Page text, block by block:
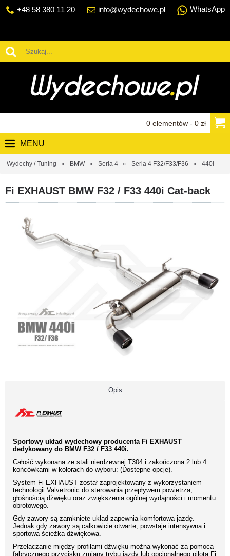
+48 58 380 11 20 info@wydechowe.pl WhatsApp
0 elementów - 0 zł
MENU
Wydechy / Tuning BMW Seria 4 Seria 4 F32/F33/F36 440i
Fi EXHAUST BMW F32 / F33 440i Cat-back
Opis
Sportowy układ wydechowy producenta Fi EXHAUST
dedykowany do BMW F32 / F33 440i.
Całość wykonana ze stali nierdzewnej T304 i zakończona 2 lub 4
końcówkami w kolorach do wyboru: (Dostępne opcje).
System Fi EXHAUST został zaprojektowany z wykorzystaniem
technologii Valvetronic do sterowania przepływem powietrza,
głośnością dźwięku oraz zwiększenia ogólnej wydajności i momentu
obrotowego.
Gdy zawory są zamknięte układ zapewnia komfortową jazdę.
Jednak gdy zawory są całkowicie otwarte, powstaje intensywna i
sportowa ścieżka dźwiękowa.
Przełączanie między profilami dźwięku można wykonać za pomocą
fabrycznego przycisku zmiany trybu jazdy lub opcjonalnego pilota Fi